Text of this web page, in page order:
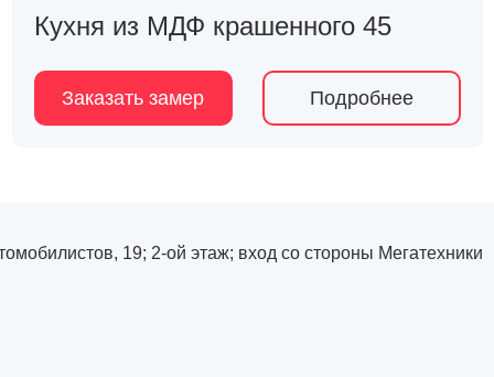
Кухня из МДФ крашенного 45
Заказать замер Подробнее
19; 2-ой этаж; вход со стороны Мегатехники